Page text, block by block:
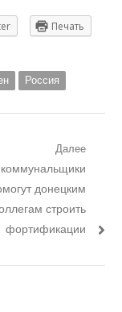
Печать
Россия
Далее
донецким
строить
фортификации